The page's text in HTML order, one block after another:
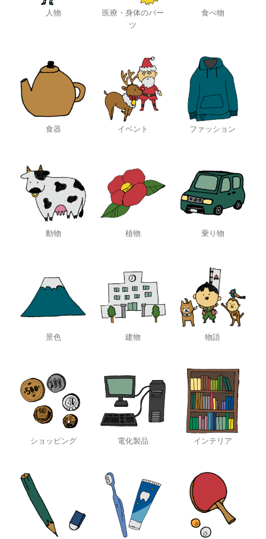
人物
医療・身体のパー
ツ
食べ物
食器 イベント ファッション
動物 植物 乗り物
景色 建物 物語
ショッピング 電化製品 インテリア